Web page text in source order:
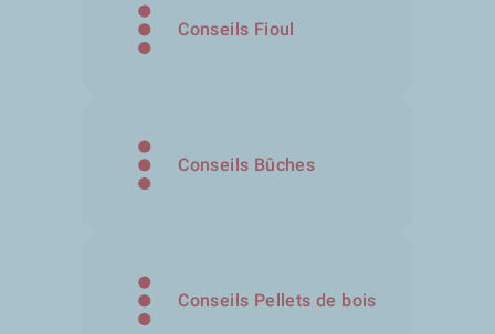
Conseils Fioul
Conseils Bûches
Conseils Pellets de bois